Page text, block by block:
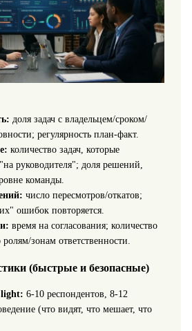
доля задач с владельцем/сроком/
регулярность план-факт.
количество задач, которые
руководителя"; доля решений,
команды.
число пересмотров/откатов;
ошибок повторяется.
время на согласования; количество
зонам ответственности.
(быстрые и безопасные)
light: 6-10 респондентов, 8-12
(что видят, что мешает, что